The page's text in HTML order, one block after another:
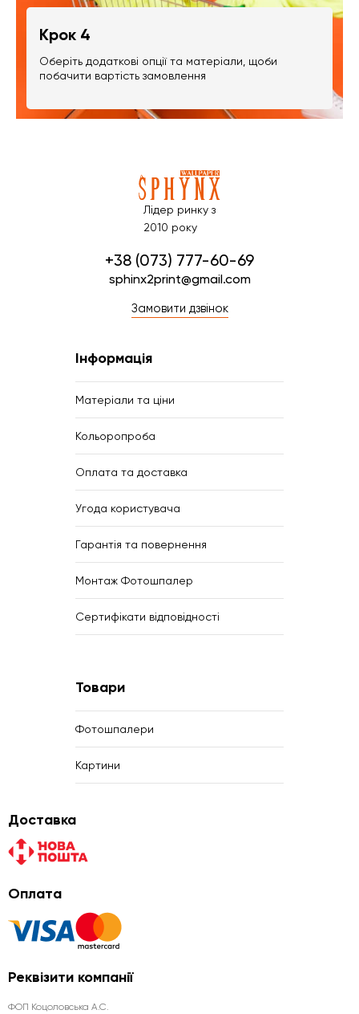
Крок 4
Оберіть додаткові опції та матеріали, щоби
побачити вартість замовлення
Лідер ринку з
2010 року
+38 (073) 777-60-69
sphinx2print@gmail.com
Замовити дзвінок
Інформація
Матеріали та ціни
Кольоропроба
Оплата та доставка
Угода користувача
Гарантія та повернення
Монтаж Фотошпалер
Сертифікати відповідності
Товари
Фотошпалери
Картини
Доставка
Оплата
Реквізити компанії
ФОП Коцоловська А.С.